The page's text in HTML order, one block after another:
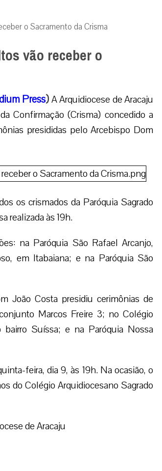
o Sacramento da Crisma
vão receber o
Press)A Arquidiocese de Aracaju
Confirmação (Crisma) concedido a
presididas pelo Arcebispo Dom
os crismados da Paróquia Sagrado
realizada às 19h.
na Paróquia São Rafael Arcanjo,
em Itabaiana; e na Paróquia São
João Costa presidiu cerimônias de
Marcos Freire 3; no Colégio
Suíssa; e na Paróquia Nossa
feira, dia 9, às 19h. Na ocasião, o
do Colégio Arquidiocesano Sagrado
de Aracaju